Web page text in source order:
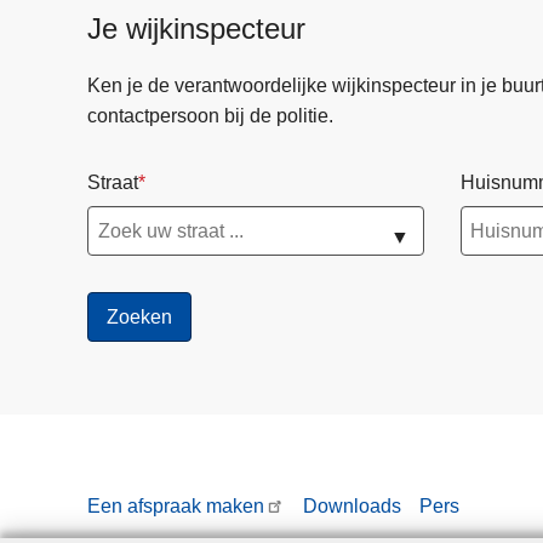
Je wijkinspecteur
Ken je de verantwoordelijke wijkinspecteur in je
contactpersoon bij de politie.
Straat
▼
Een afspraak maken Downloads Pers